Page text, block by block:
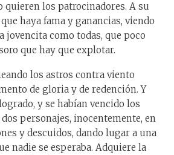
quieren los patrocinadores. A su
haya fama y ganancias, viendo
jovencita como todas, que poco
que hay que explotar.
los astros contra viento
de gloria y de redención. Y
y se habían vencido los
personajes, inocentemente, en
y descuidos, dando lugar a una
nadie se esperaba. Adquiere la